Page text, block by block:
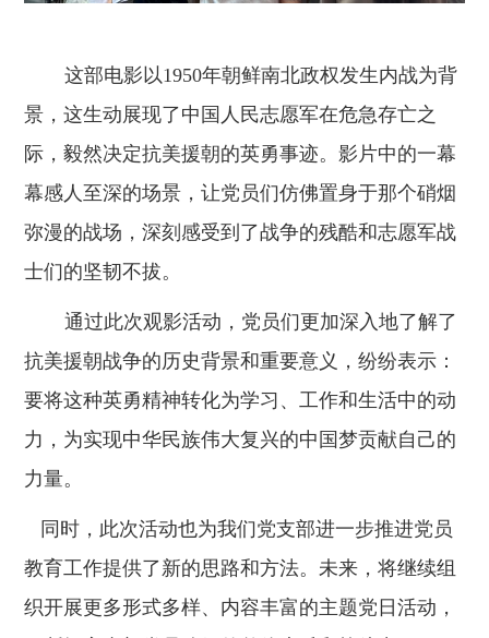
这部电影以1950年朝鲜南北政权发生内战为背
景，这生动展现了中国 人民志愿军在危急存亡之
际，毅然决定抗美援朝的英勇事迹。影片中的一幕
幕感人至深的场景，让党员们仿佛置身于那个硝烟
弥漫的战场 ，深刻感受到了战争的残酷和志愿军战
士们的坚韧不拔。
通过此次观影活动，党员们更加深入地了解了
抗美援朝战争的历史背景和重要意义 ，纷纷表示 ：
要将这种英勇精神转化为学习、工作和生活中的动
力，为实现中华民族伟大复兴的中国梦贡献自己的
力量。
同时，此次活动也为我们党支部进一步推进党员
教育工作提供了新的思路和方法。未来，将继续组
织开展更多形式多样、内容丰富的主题党日活动，